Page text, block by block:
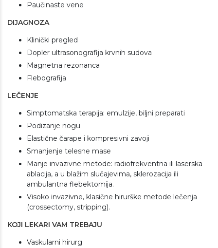
Paučinaste vene
DIJAGNOZA
Klinički pregled
Dopler ultrasonografija krvnih sudova
Magnetna rezonanca
Flebografija
LEČENJE
Simptomatska terapija: emulzije, biljni preparati
Podizanje nogu
Elastične čarape i kompresivni zavoji
Smanjenje telesne mase
Manje invazivne metode: radiofrekventna ili laserska
ablacija, a u blažim slučajevima, sklerozacija ili
ambulantna flebektomija.
Visoko invazivne, klasične hirurške metode lečenja
(crossectomy, stripping).
KOJI LEKARI VAM TREBAJU
Vaskularni hirurg